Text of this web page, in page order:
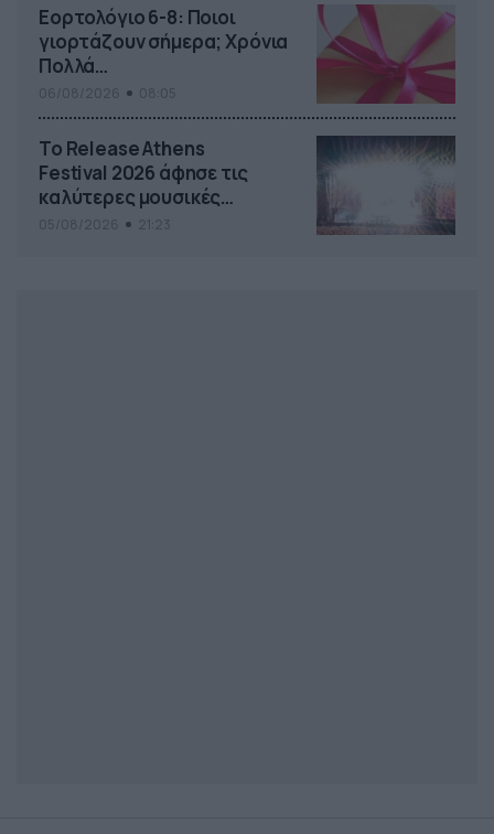
Εορτολόγιο 6-8: Ποιοι
γιορτάζουν σήμερα; Χρόνια
Πολλά…
Το Release Athens
Festival 2026 άφησε τις
καλύτερες μουσικές
αναμνήσεις